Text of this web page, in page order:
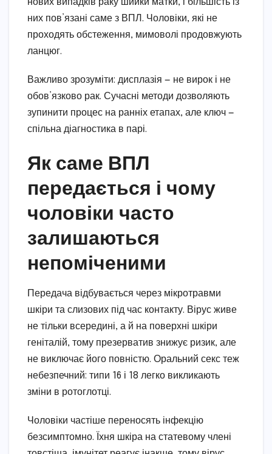
нових випадків раку шийки матки, і більшість із
них пов’язані саме з ВПЛ. Чоловіки, які не
проходять обстеження, мимоволі продовжують
ланцюг.
Важливо зрозуміти: дисплазія — не вирок і не
обов’язково рак. Сучасні методи дозволяють
зупинити процес на ранніх етапах, але ключ —
спільна діагностика в парі.
Як саме ВПЛ
передається і чому
чоловіки часто
залишаються
непоміченими
Передача відбувається через мікротравми
шкіри та слизових під час контакту. Вірус живе
не тільки всередині, а й на поверхні шкіри
геніталій, тому презерватив знижує ризик, але
не виключає його повністю. Оральний секс теж
небезпечний: типи 16 і 18 легко викликають
зміни в ротоглотці.
Чоловіки частіше переносять інфекцію
безсимптомно. Їхня шкіра на статевому члені